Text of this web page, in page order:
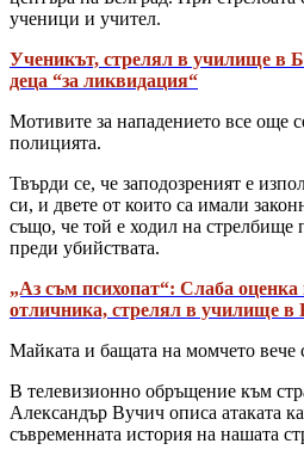
ученици и учител.
Ученикът, стрелял в училище в
деца “за ликвидация“
Мотивите за нападението все още
полицията.
Твърди се, че заподозреният е
си, и двете от които са имали
също, че той е ходил на стрелбище
преди убийствата.
„Аз съм психопат“: Слаба оценка
отличника, стрелял в училище в
Майката и бащата на момчето вече
В телевизионно обръщение към
Александър Вучич описа атаката
съвременната история на нашата